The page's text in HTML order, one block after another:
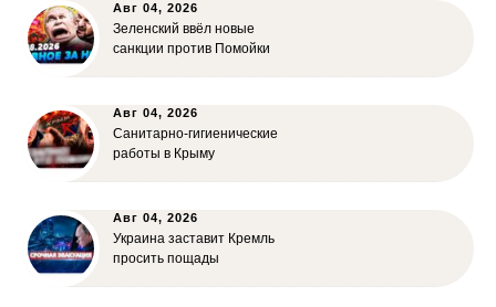
Авг 04, 2026
Зеленский ввёл новые
санкции против Помойки
Авг 04, 2026
Санитарно-гигиенические
работы в Крыму
Авг 04, 2026
Украина заставит Кремль
просить пощады